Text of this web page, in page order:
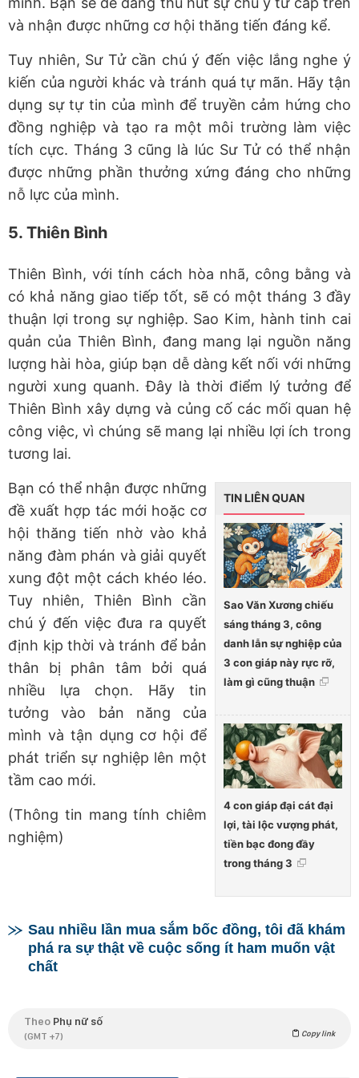
và nhận được những cơ hội thăng tiến đáng kể.
Tuy nhiên, Sư Tử cần chú ý đến việc lắng nghe ý
kiến của người khác và tránh quá tự mãn. Hãy tận
dụng sự tự tin của mình để truyền cảm hứng cho
đồng nghiệp và tạo ra một môi trường làm việc
tích cực. Tháng 3 cũng là lúc Sư Tử có thể nhận
được những phần thưởng xứng đáng cho những
nỗ lực của mình.
5. Thiên Bình
Thiên Bình, với tính cách hòa nhã, công bằng và
có khả năng giao tiếp tốt, sẽ có một tháng 3 đầy
thuận lợi trong sự nghiệp. Sao Kim, hành tinh cai
quản của Thiên Bình, đang mang lại nguồn năng
lượng hài hòa, giúp bạn dễ dàng kết nối với những
người xung quanh. Đây là thời điểm lý tưởng để
Thiên Bình xây dựng và củng cố các mối quan hệ
công việc, vì chúng sẽ mang lại nhiều lợi ích trong
tương lai.
TIN LIÊN QUAN
Sao Văn Xương chiếu
sáng tháng 3, công
danh lẫn sự nghiệp của
3 con giáp này rực rỡ,
làm gì cũng thuận
4 con giáp đại cát đại
lợi, tài lộc vượng phát,
tiền bạc đong đầy
trong tháng 3
Bạn có thể nhận được những
đề xuất hợp tác mới hoặc cơ
hội thăng tiến nhờ vào khả
năng đàm phán và giải quyết
xung đột một cách khéo léo.
Tuy nhiên, Thiên Bình cần
chú ý đến việc đưa ra quyết
định kịp thời và tránh để bản
thân bị phân tâm bởi quá
nhiều lựa chọn. Hãy tin
tưởng vào bản năng của
mình và tận dụng cơ hội để
phát triển sự nghiệp lên một
tầm cao mới.
(Thông tin mang tính chiêm
nghiệm)
Sau nhiều lần mua sắm bốc đồng, tôi đã khám
phá ra sự thật về cuộc sống ít ham muốn vật
chất
Theo Phụ nữ số
(GMT +7) Copy link